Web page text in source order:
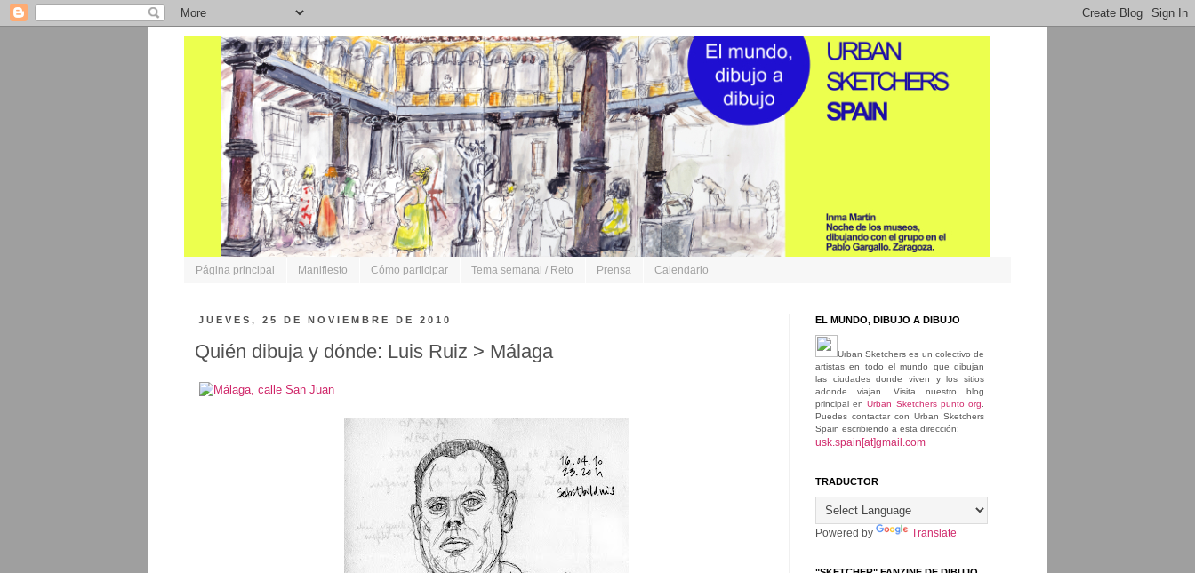
Página principal Manifiesto Cómo participar Tema semanal / Reto Prensa Calendario
JUEVES, 25 DE NOVIEMBRE DE 2010
Quién dibuja y dónde: Luis Ruiz > Málaga
EL MUNDO, DIBUJO A DIBUJO
Urban Sketchers es un colectivo de
artistas en todo el mundo que dibujan
las ciudades donde viven y los sitios
adonde viajan. Visita nuestro blog
principal enUrban Sketchers punto org.
Puedes contactar con Urban Sketchers
Spain escribiendo a esta dirección:
usk.spain[at]gmail.com
TRADUCTOR
Powered by Translate